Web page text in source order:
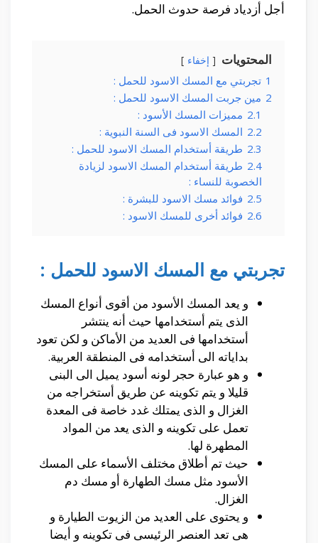
أجل أزدياد فرصة حدوث الحمل.
المحتويات إخفاء
1 تجربتي مع المسك الاسود للحمل :
2 مين جربت المسك الاسود للحمل :
2.1 مميزات المسك الأسود :
2.2 المسك الاسود فى السنة النبوية :
2.3 طريقة أستخدام المسك الاسود للحمل :
2.4 طريقة أستخدام المسك الاسود لزيادة
الخصوبة للنساء :
2.5 فوائد مسك الاسود للبشرة :
2.6 فوائد أخرى للمسك الاسود :
تجربتي مع المسك الاسود للحمل :
و يعد المسك الأسود من أقوى أنواع المسك
الذى يتم أستخدامها حيث أنه ينتشر
أستخدامها فى العديد من الأماكن و لكن تعود
بداياته الى أستخدامه فى المنطقة العربية.
و هو عبارة حجر لونه أسود يميل الى البنى
قليلا و يتم تكوينه عن طريق أستخراجه من
الغزال و الذى يمتلك غدد خاصة فى المعدة
تعمل على تكوينه و الذى يعد من المواد
المطهرة لها.
حيث تم أطلاق مختلف الأسماء على المسك
الأسود مثل مسك الطهارة أو مسك دم
الغزال.
و يحتوى على العديد من الزيوت الطيارة و
هى تعد العنصر الرئيسى فى تكوينه و أيضا